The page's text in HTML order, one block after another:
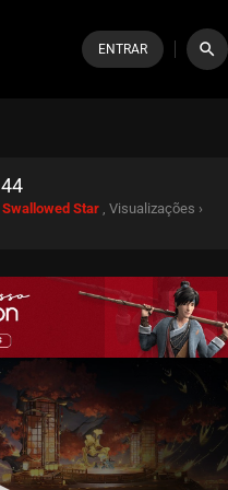
ENTRAR search
Swallowed Star , Visualizações ›